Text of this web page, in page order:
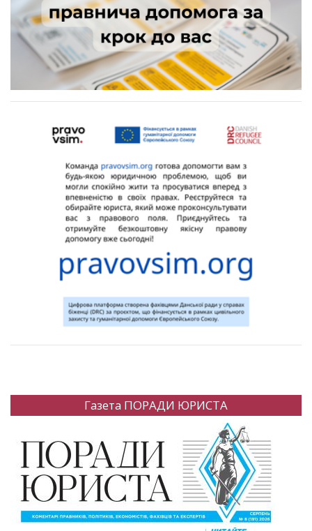
Газета ПОРАДИ ЮРИСТА